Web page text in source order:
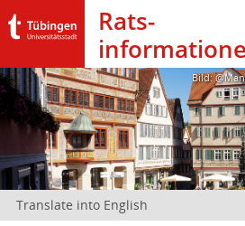
Rats­
Bild:
Translate into English